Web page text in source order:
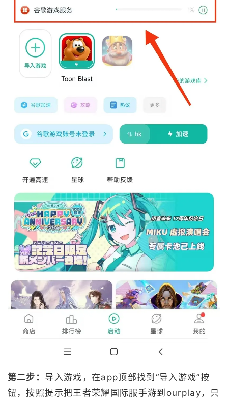
第二步： 导入游戏，在app顶部找到“导入游戏”按
钮，按照提示把王者荣耀国际服手游到ourplay，只